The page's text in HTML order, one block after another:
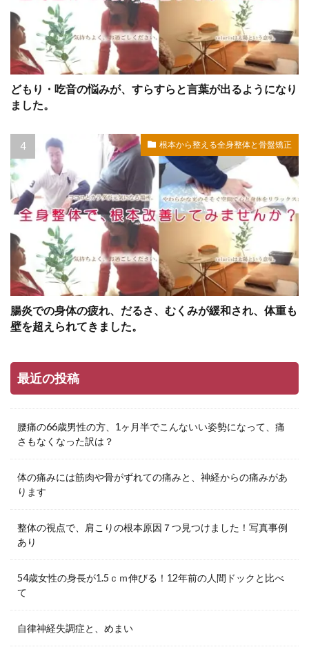
どもり・吃音の悩みが、すらすらと言葉が出るようになり
ました。
根本から整える全身整体と骨盤矯正
腸炎での身体の疲れ、だるさ、むくみが緩和され、体重も
壁を超えられてきました。
最近の投稿
腰痛の66歳男性の方、1ヶ月半でこんないい姿勢になって、痛
さもなくなった訳は？
体の痛みには筋肉や骨がずれての痛みと、神経からの痛みがあ
ります
整体の視点で、肩こりの根本原因７つ見つけました！写真事例
あり
54歳女性の身長が1.5ｃｍ伸びる！12年前の人間ドックと比べ
て
自律神経失調症と、めまい